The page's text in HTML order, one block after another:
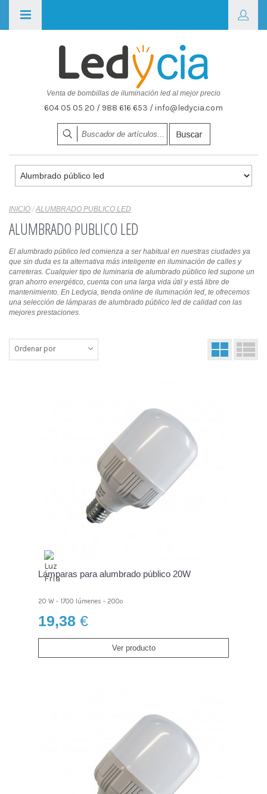
Venta de bombillas de iluminación led al mejor precio
604 05 05 20 / 988 616 653 / info@ledycia.com
INICIO /ALUMBRADO PUBLICO LED
ALUMBRADO PUBLICO LED
El alumbrado público led comienza a ser habitual en nuestras ciudades ya
que sin duda es la alternativa más inteligente en iluminación de calles y
carreteras. Cualquier tipo de luminaria de alumbrado público led supone un
gran ahorro energético, cuenta con una larga vida útil y está libre de
mantenimiento. En Ledycia, tienda online de iluminación led, te ofrecemos
una selección de lámparas de alumbrado público led de calidad con las
mejores prestaciones.
Ordenar por
Lámparas para alumbrado público 20W
20 W - 1700 lúmenes - 200º
19,38 €
Ver producto